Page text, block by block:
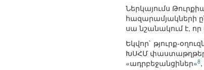
Ներկայումս
հազարամյակների
սա նշանակում է,
Եկվոր` թյուրք-
ԽՍՀՄ
«ադրբեջանցիներ»8